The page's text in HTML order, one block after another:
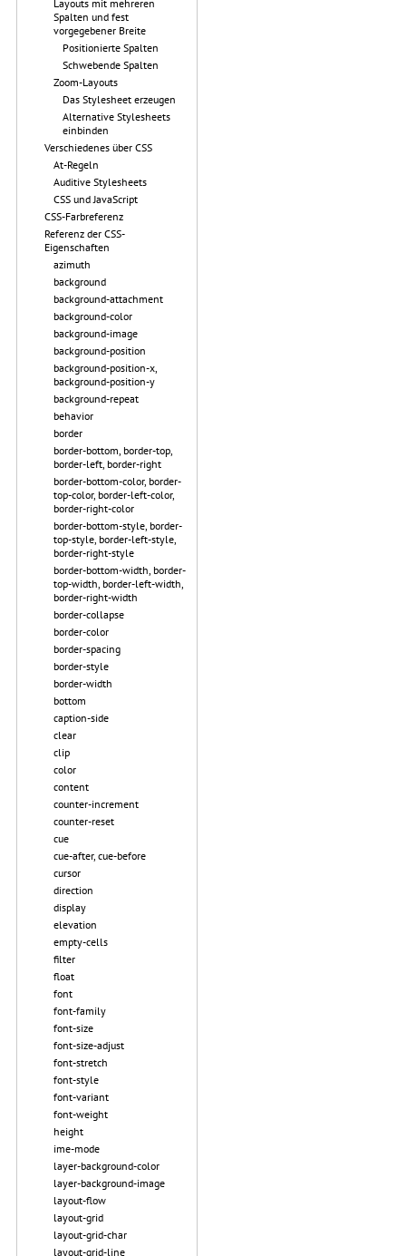
Layouts mit mehreren
Spalten und fest
vorgegebener Breite
Positionierte Spalten
Schwebende Spalten
Zoom-Layouts
Das Stylesheet erzeugen
Alternative Stylesheets
einbinden
Verschiedenes über CSS
At-Regeln
Auditive Stylesheets
CSS und JavaScript
CSS-Farbreferenz
Referenz der CSS-
Eigenschaften
azimuth
background
background-attachment
background-color
background-image
background-position
background-position-x,
background-position-y
background-repeat
behavior
border
border-bottom, border-top,
border-left, border-right
border-bottom-color, border-
top-color, border-left-color,
border-right-color
border-bottom-style, border-
top-style, border-left-style,
border-right-style
border-bottom-width, border-
top-width, border-left-width,
border-right-width
border-collapse
border-color
border-spacing
border-style
border-width
bottom
caption-side
clear
clip
color
content
counter-increment
counter-reset
cue
cue-after, cue-before
cursor
direction
display
elevation
empty-cells
filter
float
font
font-family
font-size
font-size-adjust
font-stretch
font-style
font-variant
font-weight
height
ime-mode
layer-background-color
layer-background-image
layout-flow
layout-grid
layout-grid-char
layout-grid-line